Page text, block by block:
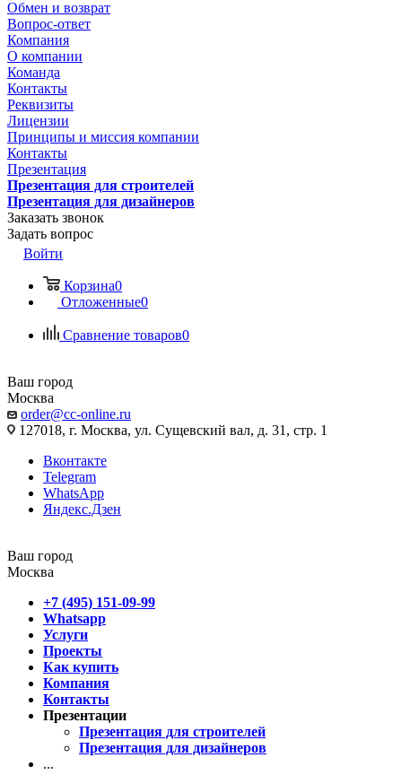
Обмен и возврат
Вопрос-ответ
Компания
О компании
Команда
Контакты
Реквизиты
Лицензии
Принципы и миссия компании
Контакты
Презентация
Презентация для строителей
Презентация для дизайнеров
Заказать звонок
Задать вопрос
Войти
Корзина0
Отложенные0
Сравнение товаров0
Ваш город
Москва
order@cc-online.ru
127018, г. Москва, ул. Сущевский вал, д. 31, стр. 1
Вконтакте
Telegram
WhatsApp
Яндекс.Дзен
Ваш город
Москва
+7 (495) 151-09-99
Whatsapp
Услуги
Проекты
Как купить
Компания
Контакты
Презентации
Презентация для строителей
Презентация для дизайнеров
...